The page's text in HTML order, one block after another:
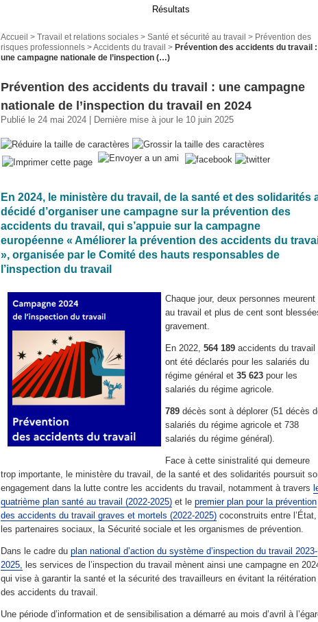
Résultats
Accueil > Travail et relations sociales > Santé et sécurité au travail > Prévention des
risques professionnels > Accidents du travail > Prévention des accidents du travail :
une campagne nationale de l’inspection (…)
Prévention des accidents du travail : une campagne
nationale de l’inspection du travail en 2024
Publié le 24 mai 2024 | Dernière mise à jour le 10 juin 2025
En 2024, le ministère du travail, de la santé et des solidarités
décidé d’organiser une campagne sur la prévention des
accidents du travail, qui s’appuie sur la campagne
européenne « Améliorer la prévention des accidents du
», organisée par le Comité des hauts responsables de
l’inspection du travail
Chaque jour, deux personnes meurent
au travail et plus de cent sont
gravement.
En 2022, 564 189 accidents du travail
ont été déclarés pour les salariés du
régime général et 35 623 pour les
salariés du régime agricole.
789 décès sont à déplorer (51 décès
salariés du régime agricole et 738
salariés du régime général).
Face à cette sinistralité qui demeure
trop importante, le ministère du travail, de la santé et des solidarités poursuit
engagement dans la lutte contre les accidents du travail, notamment à travers
quatrième plan santé au travail (2022-2025) et le premier plan pour la prévention
des accidents du travail graves et mortels (2022-2025) coconstruits entre l’État,
les partenaires sociaux, la Sécurité sociale et les organismes de prévention.
Dans le cadre du plan national d’action du système d’inspection du travail 2023-
2025, les services de l’inspection du travail mènent ainsi une campagne en
qui vise à garantir la santé et la sécurité des travailleurs en évitant la réitération
des accidents du travail.
Une période d’information et de sensibilisation a démarré au mois d’avril à